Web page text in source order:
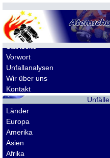
Allgemeines
Startseite
Vorwort
Unfallanalysen
Wir über uns
Kontakt
Unfälle
Länder
Europa
Amerika
Asien
Afrika